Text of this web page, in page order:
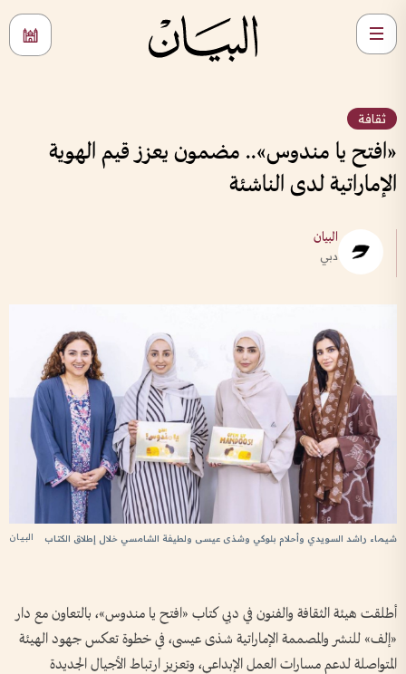
ثقافة
«افتح يا مندوس».. مضمون يعزز قيم الهوية
الإماراتية لدى الناشئة
البيان
دبي
البيان شيماء راشد السويدي وأحلام بلوكي وشذى عيسى ولطيفة الشامسي خلال إطلاق الكتاب
أطلقت هيئة الثقافة والفنون في دبي كتاب «افتح يا مندوس»، بالتعاون مع دار
«إلف» للنشر والمصممة الإماراتية شذى عيسى، في خطوة تعكس جهود الهيئة
المتواصلة لدعم مسارات العمل الإبداعي، وتعزيز ارتباط الأجيال الجديدة